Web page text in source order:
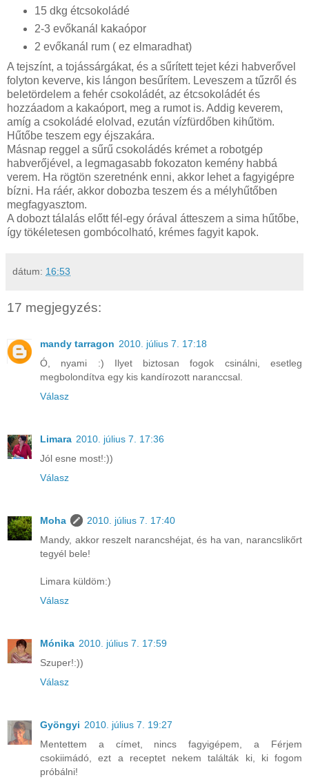
15 dkg étcsokoládé
2-3 evőkanál kakaópor
2 evőkanál rum ( ez elmaradhat)
A tejszínt, a tojássárgákat, és a sűrített tejet kézi habverővel
folyton keverve, kis lángon besűrítem. Leveszem a tűzről és
beletördelem a fehér csokoládét, az étcsokoládét és
hozzáadom a kakaóport, meg a rumot is. Addig keverem,
amíg a csokoládé elolvad, ezután vízfürdőben kihűtöm.
Hűtőbe teszem egy éjszakára.
Másnap reggel a sűrű csokoládés krémet a robotgép
habverőjével, a legmagasabb fokozaton kemény habbá
verem. Ha rögtön szeretnénk enni, akkor lehet a fagyigépre
bízni. Ha ráér, akkor dobozba teszem és a mélyhűtőben
megfagyasztom.
A dobozt tálalás előtt fél-egy órával átteszem a sima hűtőbe,
így tökéletesen gombócolható, krémes fagyit kapok.
dátum: 16:53
17 megjegyzés:
mandy tarragon 2010. július 7. 17:18
Ó, nyami :) Ilyet biztosan fogok csinálni, esetleg
megbolondítva egy kis kandírozott naranccsal.
Válasz
Limara 2010. július 7. 17:36
Jól esne most!:))
Válasz
Moha
2010. július 7. 17:40
Mandy, akkor reszelt narancshéjat, és ha van, narancslikőrt
tegyél bele!
Limara küldöm:)
Válasz
Mónika 2010. július 7. 17:59
Szuper!:))
Válasz
Gyöngyi 2010. július 7. 19:27
Mentettem a címet, nincs fagyigépem, a Férjem
csokiimádó, ezt a receptet nekem találták ki, ki fogom
próbálni!